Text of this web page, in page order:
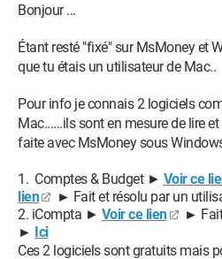
Bonjour ...
Étant resté "fixé" sur MsMoney et
que tu étais un utilisateur de Mac..
Pour info je connais 2 logiciels
Mac......ils sont en mesure de lire
faite avec MsMoney sous
Comptes & Budget ► Voir ce
lien
► Fait et résolu par un
iCompta ► Voir ce lien ►
► Ici
Ces 2 logiciels sont gratuits mais